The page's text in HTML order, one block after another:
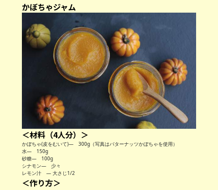
かぼちゃジャム
＜材料（4人分）＞
かぼちゃ(皮をむいて)— 300g（写真はバターナッツかぼちゃを使用）
水— 150g
砂糖— 100g
シナモン— 少々
レモン汁 ― 大さじ1/2
＜作り方＞